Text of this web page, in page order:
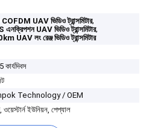
UAV ভিডিও ট্রান্সমিটার,
এনক্রিপশন UAV ভিডিও ট্রান্সমিটার,
UAV লং রেঞ্জ ভিডিও ট্রান্সমিটার
কার্যদিবস
Technology / OEM
ওয়েস্টার্ন ইউনিয়ন, পেপ্যাল